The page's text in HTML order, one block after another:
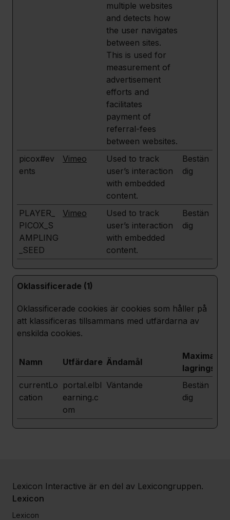
multiple websites
and detects how
the user navigates
between sites.
This is used for
measurement of
advertisement
efforts and
facilitates
payment of
referral-fees
between websites.
picox#ev
ents
Vimeo
Used to track
user’s interaction
with embedded
content.
Bestän
dig
PLAYER_
PICOX_S
AMPLING
_SEED
Vimeo
Used to track
user’s interaction
with embedded
content.
Bestän
dig
Oklassificerade (1)
Oklassificerade cookies är cookies som håller på
att klassificeras tillsammans med utfärdarna av
enskilda cookies.
Namn Utfärdare Ändamål
Maximal
lagringstid
currentLo
cation
portal.elbl
earning.c
om
Väntande
Bestän
dig
Lexicon Interactive är en del av Lexicongruppen.
Lexicon
Lexicon